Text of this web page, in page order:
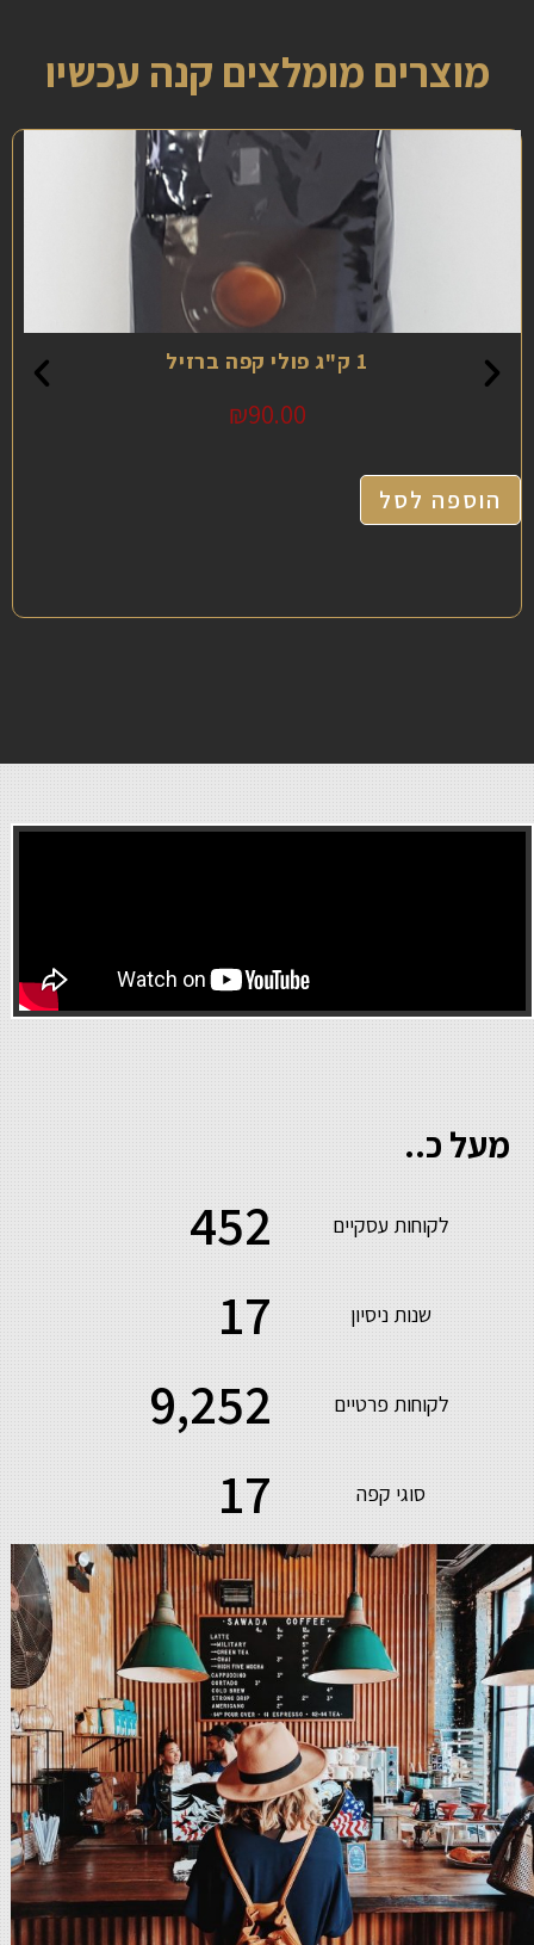
מוצרים מומלצים קנה עכשיו
1 ק"ג פולי קפה ברזיל
₪90.00
הוספה לסל
מעל כ..
לקוחות עסקיים 452
שנות ניסיון 17
לקוחות פרטיים 9,253
סוגי קפה 18